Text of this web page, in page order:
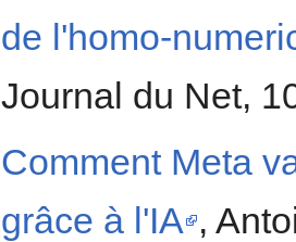
de l'homo-
Journal du Net,
Comment Meta
grâce à l'IA ,